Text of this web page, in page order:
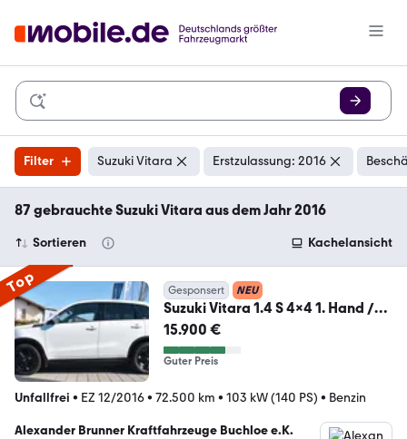
Filter Suzuki Vitara Erstzulassung: 2016
87 gebrauchte Suzuki Vitara aus dem Jahr 2016
Sortieren Kachelansicht
Top Gesponsert NEU
Suzuki Vitara 1.4 S 4x4 1. Hand /
AHK
15.900 €
Guter Preis
Unfallfrei • EZ 12/2016• 72.500 km • 103 kW (140 PS) • Benzin
Alexander Brunner Kraftfahrzeuge Buchloe e.K.